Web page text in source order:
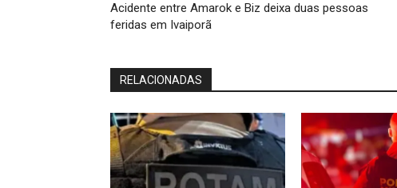
Acidente entre Amarok e Biz deixa duas pessoas
feridas em Ivaiporã
RELACIONADAS